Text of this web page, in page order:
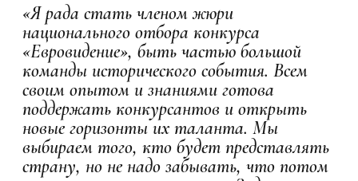
«Я рада стать членом жюри
национального отбора конкурса
«Евровидение», быть частью большой
команды исторического события. Всем
своим опытом и знаниями готова
поддержать конкурсантов и открыть
новые горизонты их таланта. Мы
выбираем того, кто будет представлять
страну, но не надо забывать, что потом